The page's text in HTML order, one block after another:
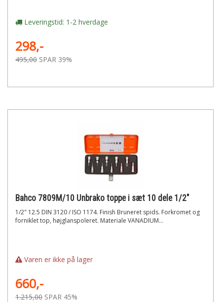
Leveringstid: 1-2 hverdage
298,-
495,00 SPAR 39%
Bahco 7809M/10 Unbrako toppe i sæt 10 dele 1/2"
1/2" 12.5 DIN 3120 / ISO 1174. Finish Bruneret spids. Forkromet og
forniklet top, højglanspoleret. Materiale VANADIUM...
Varen er ikke på lager
660,-
1.215,00 SPAR 45%